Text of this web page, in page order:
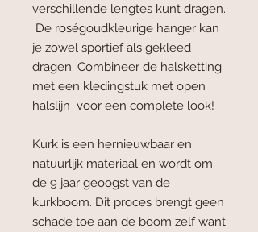
verschillende lengtes kunt dragen.
De roségoudkleurige hanger kan
je zowel sportief als gekleed
dragen. Combineer de halsketting
met een kledingstuk met open
halslijn voor een complete look!
Kurk is een hernieuwbaar en
natuurlijk materiaal en wordt om
de 9 jaar geoogst van de
kurkboom. Dit proces brengt geen
schade toe aan de boom zelf want